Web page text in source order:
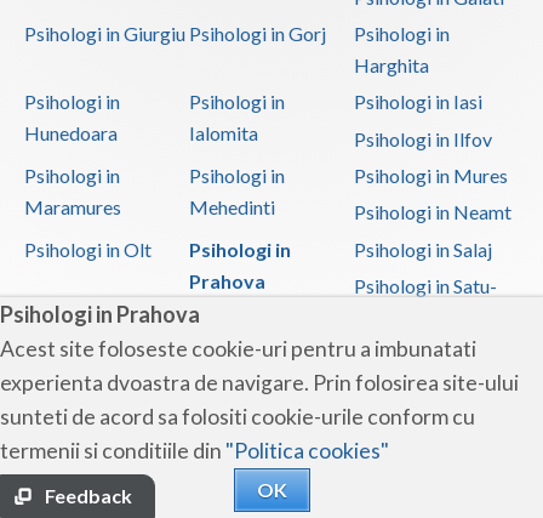
Psihologi in Prahova
Acest site foloseste cookie-uri pentru a imbunatati
experienta dvoastra de navigare. Prin folosirea site-ului
sunteti de acord sa folositi cookie-urile conform cu
termenii si conditiile din "Politica cookies"
OK
Feedback
Psihologi in Giurgiu Psihologi in Gorj
Psihologi in
Harghita
Psihologi in
Hunedoara
Psihologi in
Ialomita
Psihologi in Iasi
Psihologi in Ilfov
Psihologi in
Maramures
Psihologi in
Mehedinti
Psihologi in Mures
Psihologi in Neamt
Psihologi in Olt
Psihologi in
Prahova
Psihologi in Salaj
Psihologi in Satu-
Psihologi in Sibiu
Psihologi in
Suceava
Psihologi in
Teleorman
Psihologi in Timis
Psihologi in Tulcea Psihologi in Valcea
Psihologi in Vaslui
Psihologi in
Vrancea